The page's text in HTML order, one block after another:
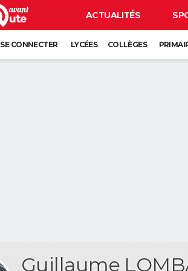
ACTUALITÉS
SE CONNECTER LYCÉES COLLÈGES
Guillaume